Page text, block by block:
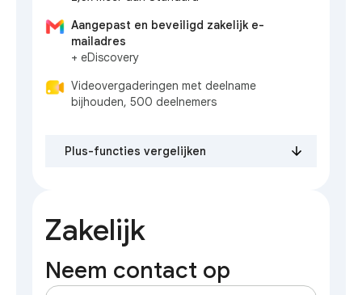
Aangepast en beveiligd zakelijk e-
mailadres
+ eDiscovery
Videovergaderingen met deelname
bijhouden, 500 deelnemers
Plus-functies vergelijken
Zakelijk
Neem contact op